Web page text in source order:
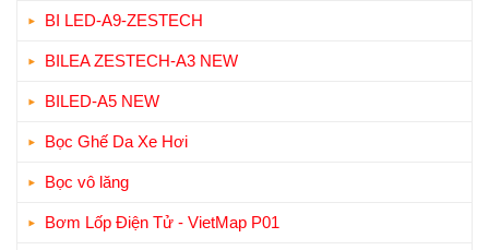
BI LED-A9-ZESTECH
BILEA ZESTECH-A3 NEW
BILED-A5 NEW
Bọc Ghế Da Xe Hơi
Bọc vô lăng
Bơm Lốp Điện Tử - VietMap P01